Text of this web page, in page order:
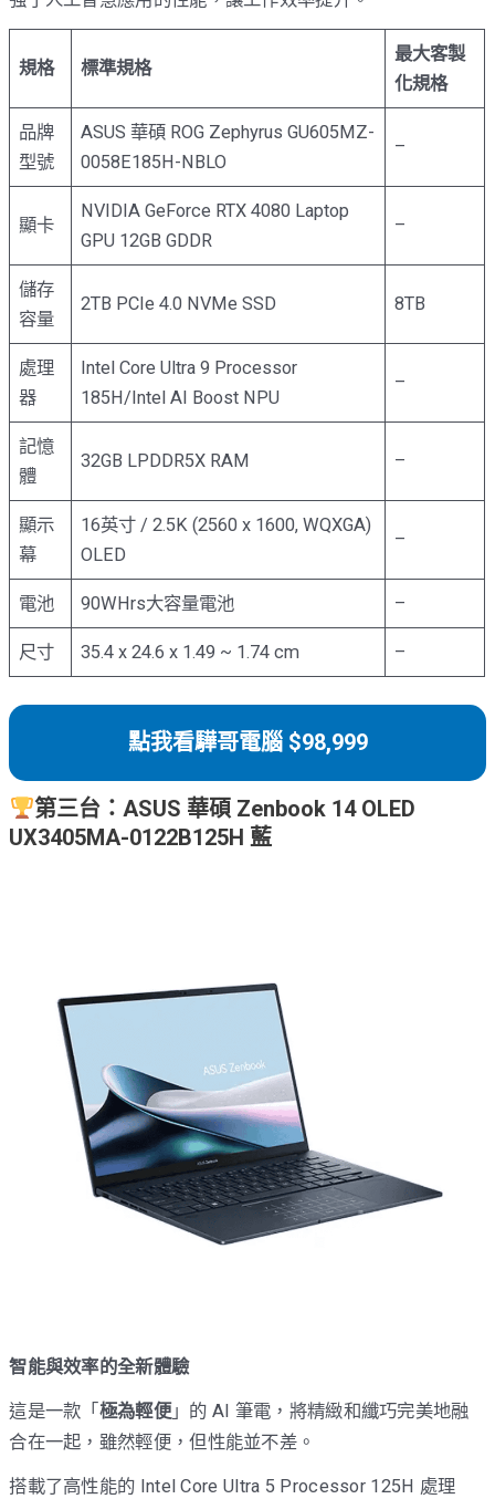
規格 標準規格
最大客製
化規格
品牌
型號
ASUS 華碩 ROG Zephyrus GU605MZ-
0058E185H-NBLO
–
顯卡
NVIDIA GeForce RTX 4080 Laptop
GPU 12GB GDDR
–
儲存
容量
2TB PCIe 4.0 NVMe SSD 8TB
處理
器
Intel Core Ultra 9 Processor
185H/Intel AI Boost NPU
–
記憶
體
32GB LPDDR5X RAM –
顯示
幕
16英寸 / 2.5K (2560 x 1600, WQXGA)
OLED
–
電池 90WHrs大容量電池 –
尺寸 35.4 x 24.6 x 1.49 ~ 1.74 cm –
點我看驊哥電腦 $98,999
第三台：ASUS 華碩 Zenbook 14 OLED
UX3405MA-0122B125H 藍
智能與效率的全新體驗
這是一款「極為輕便」的 AI 筆電，將精緻和纖巧完美地融
合在一起，雖然輕便，但性能並不差。
搭載了高性能的 Intel Core Ultra 5 Processor 125H 處理